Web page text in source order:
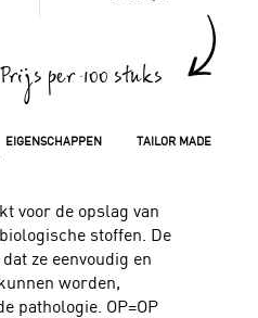
EIGENSCHAPPEN TAILOR MADE
voor de opslag van
stoffen. De
ze eenvoudig en
worden,
pathologie. OP=OP
Prijs per 100 stuks